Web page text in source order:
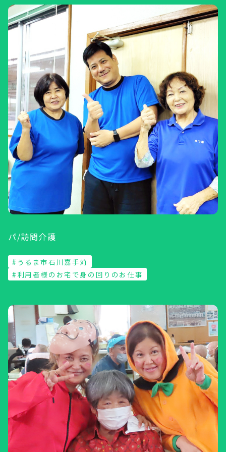
パ/訪問介護
#うるま市石川嘉手苅
#利用者様のお宅で身の回りのお仕事